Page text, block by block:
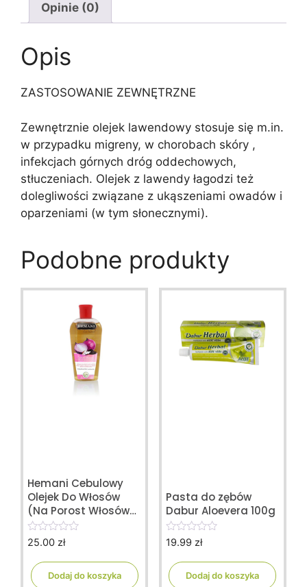
Opinie (0)
Opis
ZASTOSOWANIE ZEWNĘTRZNE
Zewnętrznie olejek lawendowy stosuje się m.in.
w przypadku migreny, w chorobach skóry ,
infekcjach górnych dróg oddechowych,
stłuczeniach. Olejek z lawendy łagodzi też
dolegliwości związane z ukąszeniami owadów i
oparzeniami (w tym słonecznymi).
Podobne produkty
Hemani Cebulowy
Olejek Do Włosów
(Na Porost Włosów)
200ml
0
o
25.00 zł
Dodaj do koszyka
Pasta do zębów
Dabur Aloevera 100g
0
o
19.99 zł
Dodaj do koszyka